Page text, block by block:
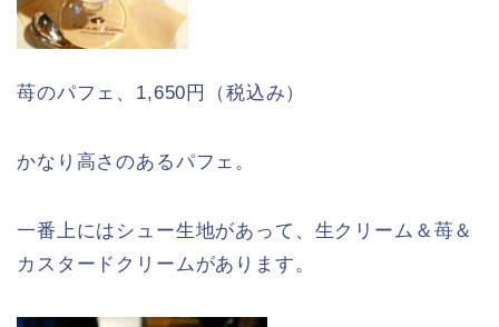
苺のパフェ、1,650円（税込み）
かなり高さのあるパフェ。
一番上にはシュー生地があって、生クリーム＆苺＆
カスタードクリームがあります。